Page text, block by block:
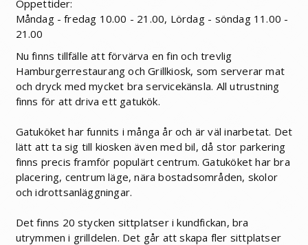
Öppettider:
Måndag - fredag 10.00 - 21.00, Lördag - söndag 11.00 -
21.00
Nu finns tillfälle att förvärva en fin och trevlig
Hamburgerrestaurang och Grillkiosk, som serverar mat
och dryck med mycket bra servicekänsla. All utrustning
finns för att driva ett gatukök.
Gatuköket har funnits i många år och är väl inarbetat. Det
lätt att ta sig till kiosken även med bil, då stor parkering
finns precis framför populärt centrum. Gatuköket har bra
placering, centrum läge, nära bostadsområden, skolor
och idrottsanläggningar.
Det finns 20 stycken sittplatser i kundfickan, bra
utrymmen i grilldelen. Det går att skapa fler sittplatser